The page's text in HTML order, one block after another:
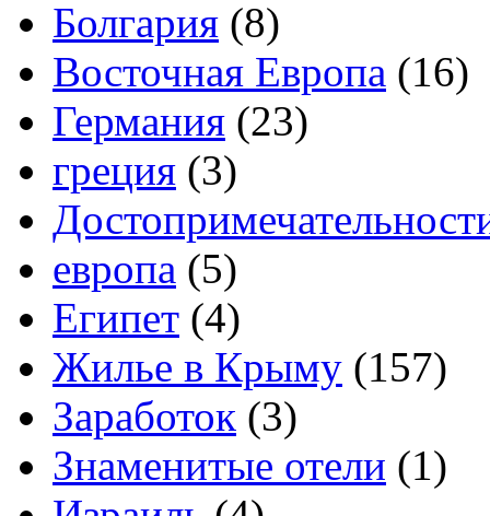
Болгария (8)
Восточная Европа (16)
Германия (23)
греция (3)
европа (5)
Египет (4)
Жилье в Крыму (157)
Заработок (3)
Знаменитые отели (1)